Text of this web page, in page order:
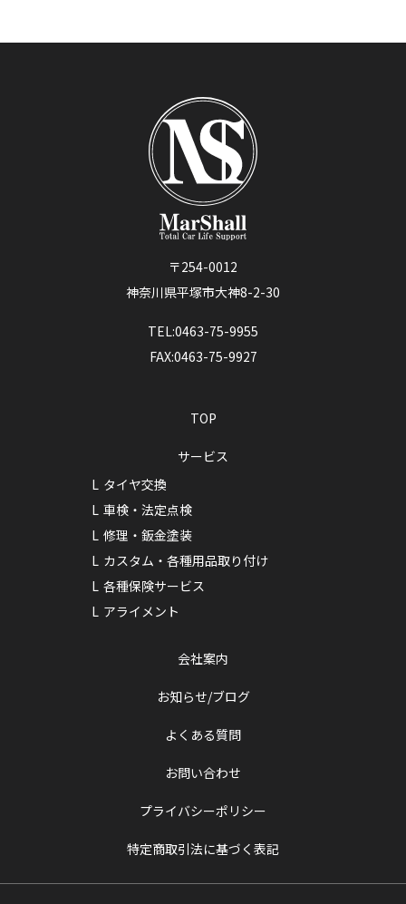
〒254-0012
神奈川県平塚市大神8-2-30
TEL:0463-75-9955
FAX:0463-75-9927
TOP
サービス
タイヤ交換
車検・法定点検
修理・鈑金塗装
カスタム・各種用品取り付け
各種保険サービス
アライメント
会社案内
お知らせ/ブログ
よくある質問
お問い合わせ
プライバシーポリシー
特定商取引法に基づく表記